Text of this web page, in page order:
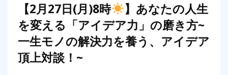
【2月27日(月)8時
】あなたの人生
を変える「アイデア力」の磨き方~
一生モノの解決力を養う、アイデア
頂上対談！~